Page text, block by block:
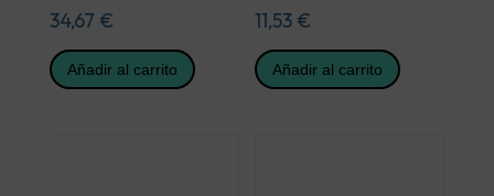
34,67 €
Añadir al carrito
11,53 €
Añadir al carrito